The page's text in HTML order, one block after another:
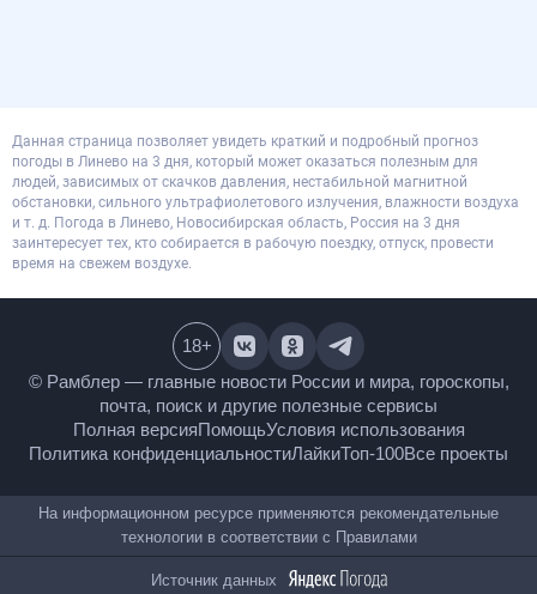
Данная страница позволяет увидеть краткий и подробный прогноз
погоды в Линево на 3 дня, который может оказаться полезным для
людей, зависимых от скачков давления, нестабильной магнитной
обстановки, сильного ультрафиолетового излучения, влажности воздуха
и т. д. Погода в Линево, Новосибирская область, Россия на 3 дня
заинтересует тех, кто собирается в рабочую поездку, отпуск, провести
время на свежем воздухе.
© Рамблер — главные новости России и мира,
гороскопы, почта, поиск и другие полезные сервисы
Полная версияПомощьУсловия использования
Политика конфиденциальностиЛайкиТоп-100
18+
На информационном ресурсе применяются
рекомендательные технологии в соответствии сПравилами